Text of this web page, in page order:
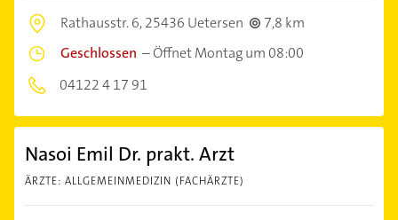
Rathausstr. 6,25436 Uetersen
7,8 km
Geschlossen –Öffnet Montag um 08:00
04122 4 17 91
Nasoi Emil Dr. prakt. Arzt
ÄRZTE: ALLGEMEINMEDIZIN (FACHÄRZTE)